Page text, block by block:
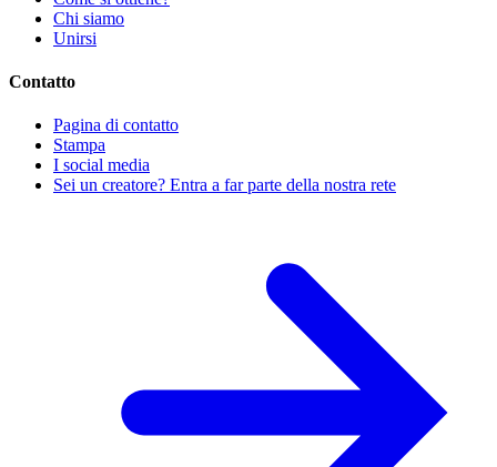
Chi siamo
Unirsi
Contatto
Pagina di contatto
Stampa
I social media
Sei un creatore? Entra a far parte della nostra rete